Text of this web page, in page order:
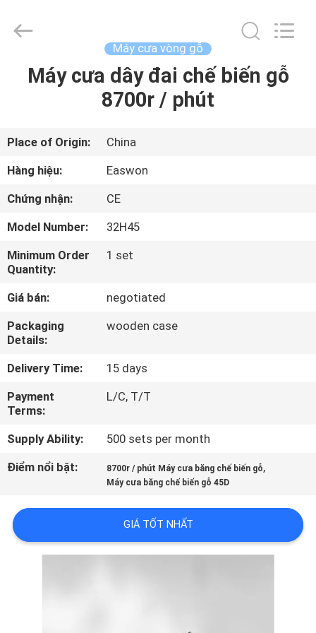
TRANG
CÁC
SẢN
PHẨM
VỀ
CHÚNG
THAM
NHÀ
MÁY
KIỂM
SOÁT
LƯỢNG
Import
Máy cưa vòng gỗ
Máy cưa dây đai chế biến gỗ
8700r / phút
Place of Origin:
China
Hàng hiệu:
Easwon
Chứng nhận:
CE
Model Number:
32H45
Minimum Order
Quantity:
1 set
Giá bán:
negotiated
Packaging
Details:
wooden case
Delivery Time:
15 days
Payment
Terms:
L/C, T/T
Supply Ability:
500 sets per month
Điểm nổi bật:
8700r / phút Máy cưa băng chế biến gỗ,
Máy cưa băng chế biến gỗ 45D
GIÁ TỐT NHẤT